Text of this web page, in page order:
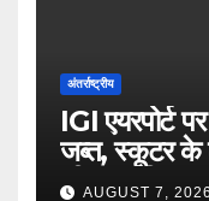
अंतर्राष्ट्रीय
IGI एयरपोर्ट
जब्त, स्कूटर के
थी तस्करी
AUGUST 7, 2026